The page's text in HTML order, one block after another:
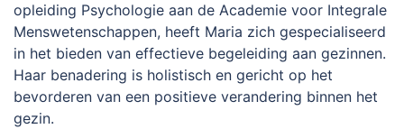
opleiding Psychologie aan de Academie voor Integrale
Menswetenschappen, heeft Maria zich gespecialiseerd
in het bieden van effectieve begeleiding aan gezinnen.
Haar benadering is holistisch en gericht op het
bevorderen van een positieve verandering binnen het
gezin.